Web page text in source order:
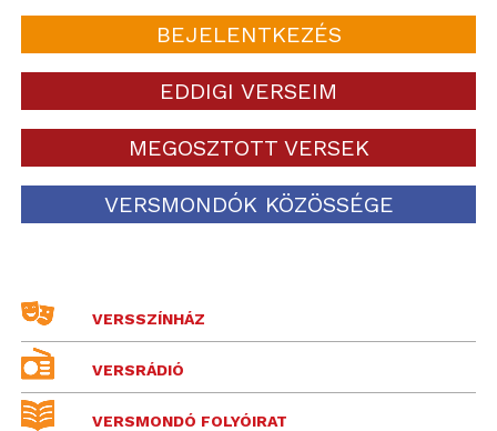
BEJELENTKEZÉS
EDDIGI VERSEIM
MEGOSZTOTT VERSEK
VERSMONDÓK KÖZÖSSÉGE
VERSSZÍNHÁZ
VERSRÁDIÓ
VERSMONDÓ FOLYÓIRAT